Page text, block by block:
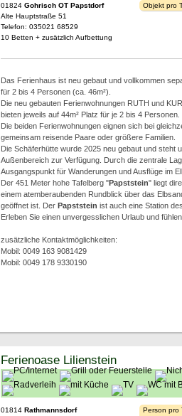
01824 Gohrisch OT Papstdorf
Alte Hauptstraße 51
Telefon: 035021 68529
10 Betten + zusätzlich Aufbettung
Objekt pro
Das Ferienhaus ist neu gebaut und vollkommen
für 2 bis 4 Personen (ca. 46m²).
Die neu gebauten Ferienwohnungen RUTH und
bieten jeweils auf 44m² Platz für je 2 bis 4 Personen.
Die beiden Ferienwohnungen eignen sich bei
gemeinsam reisende Paare oder größere Familien.
Die Schäferhütte wurde 2025 neu gebaut und steht
Außenbereich zur Verfügung. Durch die zentrale
Ausgangspunkt für Wanderungen und Ausflüge im
Der 451 Meter hohe Tafelberg "Papststein" liegt
einem atemberaubenden Rundblick über das
geöffnet ist. Der Papststein ist auch eine Station
Erleben Sie einen unvergesslichen Urlaub und
zusätzliche Kontaktmöglichkeiten:
Mobil: 0049 163 9081429
Mobil: 0049 178 9330190
Ferienoase Lilienstein
01814 Rathmannsdorf
Person pro